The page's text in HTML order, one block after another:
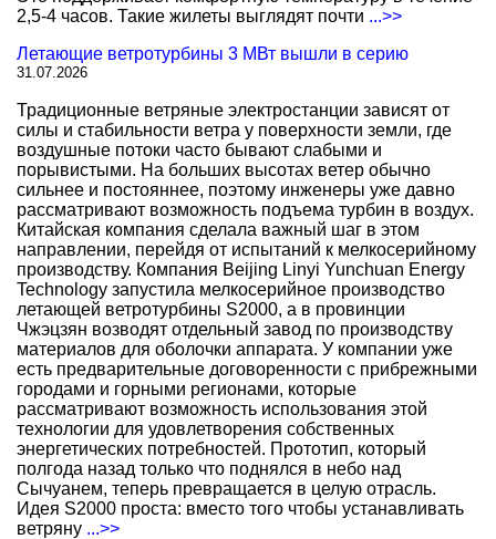
2,5-4 часов. Такие жилеты выглядят почти ...>>
Летающие ветротурбины 3 МВт вышли в серию
31.07.2026
Традиционные ветряные электростанции зависят от
силы и стабильности ветра у поверхности земли, где
воздушные потоки часто бывают слабыми и
порывистыми. На больших высотах ветер обычно
сильнее и постояннее, поэтому инженеры уже давно
рассматривают возможность подъема турбин в воздух.
Китайская компания сделала важный шаг в этом
направлении, перейдя от испытаний к мелкосерийному
производству. Компания Beijing Linyi Yunchuan Energy
Technology запустила мелкосерийное производство
летающей ветротурбины S2000, а в провинции
Чжэцзян возводят отдельный завод по производству
материалов для оболочки аппарата. У компании уже
есть предварительные договоренности с прибрежными
городами и горными регионами, которые
рассматривают возможность использования этой
технологии для удовлетворения собственных
энергетических потребностей. Прототип, который
полгода назад только что поднялся в небо над
Сычуанем, теперь превращается в целую отрасль.
Идея S2000 проста: вместо того чтобы устанавливать
ветряну ...>>